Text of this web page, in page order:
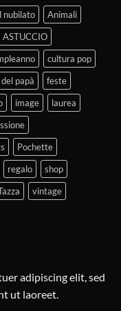
nubilato
Animali
ASTUCCIO
cultura pop
papà
feste
image
laurea
Pochette
regalo
shop
vintage
adipiscing elit, sed
ut laoreet.